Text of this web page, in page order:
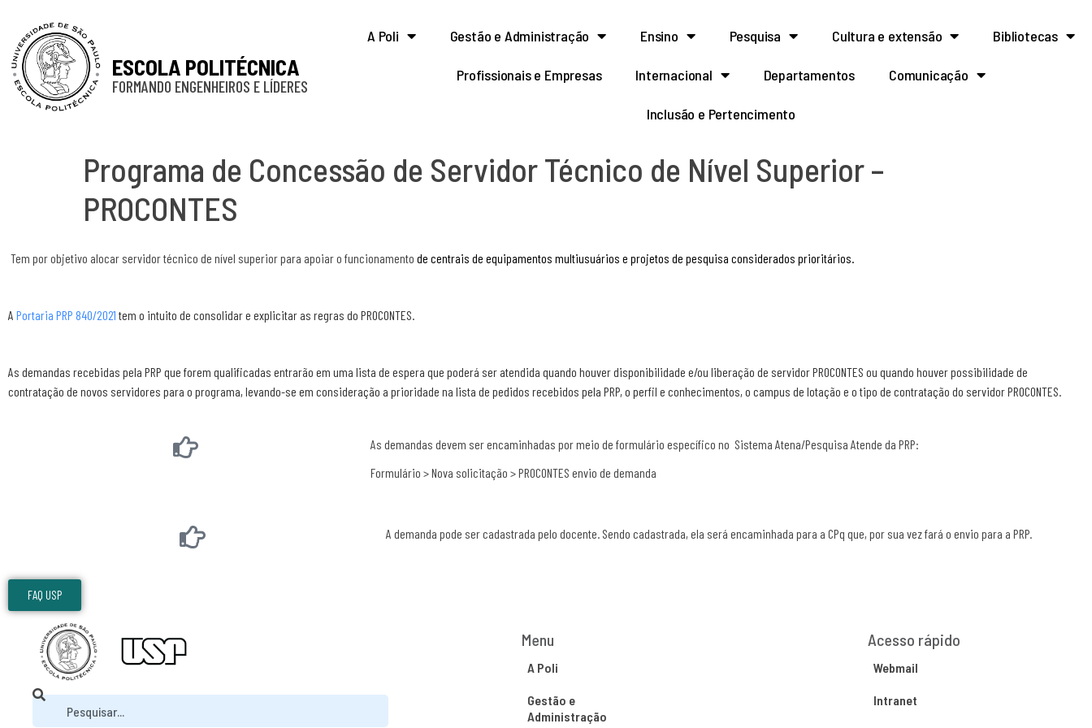
ESCOLA POLITÉCNICA
FORMANDO ENGENHEIROS E LÍDERES
A Poli Gestão e Administração Ensino Pesquisa Cultura e extensão Bibliotecas
Profissionais e Empresas Internacional Departamentos Comunicação
Inclusão e Pertencimento
Programa de Concessão de Servidor Técnico de Nível Superior –
PROCONTES
Tem por objetivo alocar servidor técnico de nível superior para apoiar o funcionamento de centrais de equipamentos multiusuários e projetos de pesquisa considerados prioritários.
A Portaria PRP 840/2021 tem o intuito de consolidar e explicitar as regras do PROCONTES.
As demandas recebidas pela PRP que forem qualificadas entrarão em uma lista de espera que poderá ser atendida quando houver disponibilidade e/ou liberação de servidorPROCONTES ou quando houver possibilidade de
contratação de novos servidores para o programa, levando-se em consideração a prioridade na lista de pedidos recebidos pela PRP, o perfil e conhecimentos, o campus de lotação e o tipo de contratação do servidorPROCONTES.
As demandas devem ser encaminhadas por meio de formulário específico no Sistema Atena/Pesquisa Atende da PRP:
Formulário > Nova solicitação >PROCONTES envio de demanda
A demanda pode ser cadastrada pelo docente. Sendo cadastrada, ela será encaminhada para a CPq que, por sua vez fará o envio para a PRP.
FAQ USP
Menu
A Poli
Gestão e
Administração
Acesso rápido
Webmail
Intranet